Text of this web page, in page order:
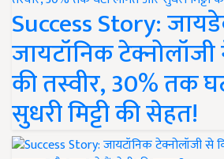
Success Story:
जायटॉनिक
की तस्वीर, 30% तक
सुधरी मिट्टी की सेहत!